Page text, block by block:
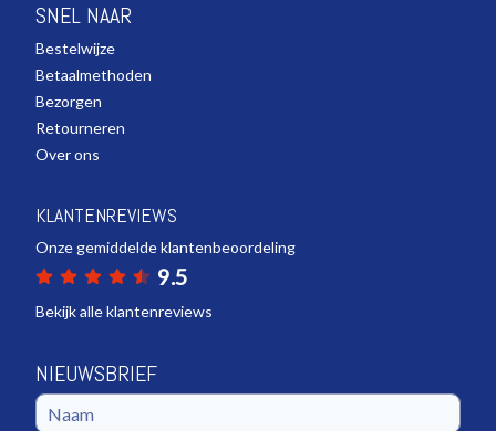
SNEL NAAR
Bestelwijze
Betaalmethoden
Bezorgen
Retourneren
Over ons
KLANTENREVIEWS
Onze gemiddelde klantenbeoordeling
9.5
Bekijk alle klantenreviews
NIEUWSBRIEF